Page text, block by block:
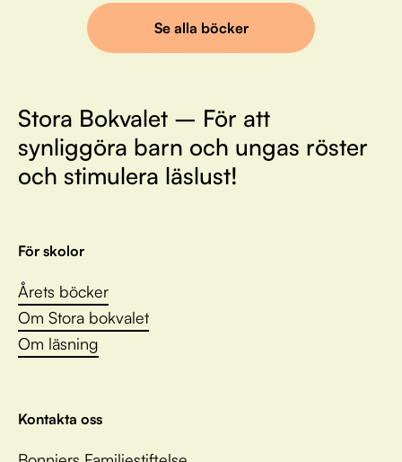
Se alla böcker
Stora Bokvalet – För att
synliggöra barn och ungas röster
och stimulera läslust!
För skolor
Årets böcker
Om Stora bokvalet
Om läsning
Kontakta oss